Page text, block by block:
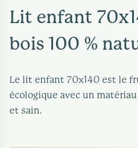
Lit enfant
bois 100 %
Le lit enfant 70x140 est le
écologique avec un
et sain.